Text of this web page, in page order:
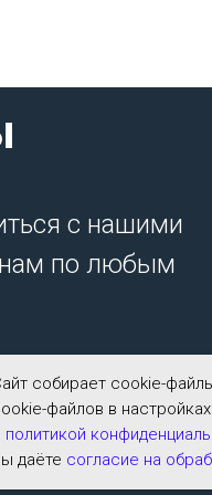
с нашими
нам по любым
собирает cookie-
файлов в
политикой
даёте согласие на